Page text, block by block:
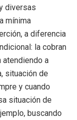
diversas
mínima
a diferencia
la cobran
a
situación de
y cuando
situación de
buscando